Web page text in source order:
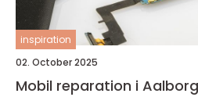
inspiration
02. October 2025
Mobil reparation i